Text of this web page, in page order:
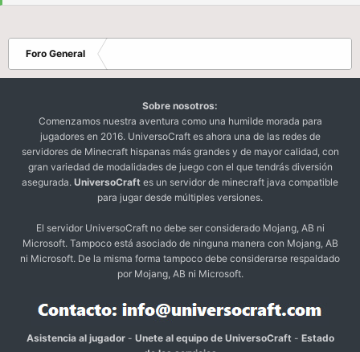
Foro General
Sobre nosotros:
Comenzamos nuestra aventura como una humilde morada para
jugadores en 2016. UniversoCraft es ahora una de las redes de
servidores de Minecraft hispanas más grandes y de mayor calidad, con
gran variedad de modalidades de juego con el que tendrás diversión
asegurada. UniversoCraft es un servidor de minecraft java compatible
para jugar desde múltiples versiones.
El servidor UniversoCraft no debe ser considerado Mojang, AB ni
Microsoft. Tampoco está asociado de ninguna manera con Mojang, AB
ni Microsoft. De la misma forma tampoco debe considerarse respaldado
por Mojang, AB ni Microsoft.
Asistencia al jugador- Unete al equipo de UniversoCraft- Estado